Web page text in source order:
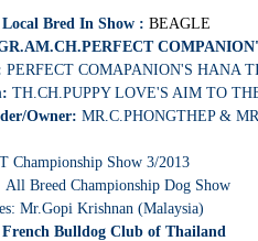
Local Bred In Show : BEAGLE
PERFECT COMAPANION'S HANA
TH.CH.PUPPY LOVE'S AIM TO
Owner: MR.C.PHONGTHEP &
Championship Show 3/2013
Breed Championship Dog Show
Mr.Gopi Krishnan (Malaysia)
Bulldog Club of Thailand